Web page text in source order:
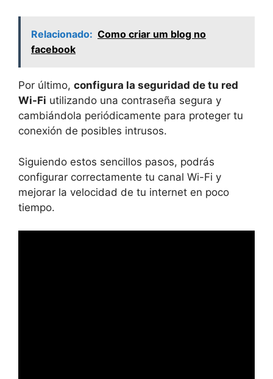
Relacionado: Como criar um blog no
facebook
Por último, configura la seguridad de tu red
Wi-Fi utilizando una contraseña segura y
cambiándola periódicamente para proteger tu
conexión de posibles intrusos.
Siguiendo estos sencillos pasos, podrás
configurar correctamente tu canal Wi-Fi y
mejorar la velocidad de tu internet en poco
tiempo.